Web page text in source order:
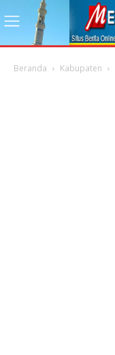
Beranda Kabupaten